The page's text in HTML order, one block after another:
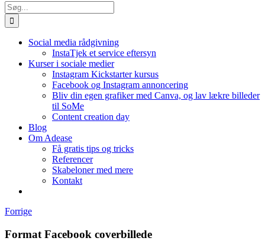
Søg
efter:
Social media rådgivning
InstaTjek et service eftersyn
Kurser i sociale medier
Instagram Kickstarter kursus
Facebook og Instagram annoncering
Bliv din egen grafiker med Canva, og lav lækre billeder
til SoMe
Content creation day
Blog
Om Adease
Få gratis tips og tricks
Referencer
Skabeloner med mere
Kontakt
Forrige
Format Facebook coverbillede